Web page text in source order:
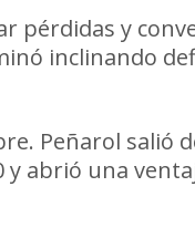
pérdidas y
inclinando
Peñarol salió
abrió una